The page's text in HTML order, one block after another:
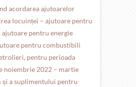
acordarea ajutoarelor
locuinței – ajutoare pentru
ajutoare pentru energie
pentru combustibili
pentru perioada
noiembrie 2022 – martie
și a suplimentului pentru